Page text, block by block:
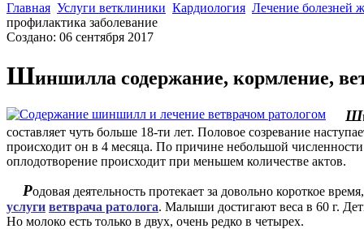
Главная Услуги ветклиники Кардиология Лечение болезней
профилактика заболевание
Создано: 06 сентября 2017
Шиншилла содержание, кормление,
Ш
составляет чуть больше 18-ти лет. Половое созревание
происходит он в 4 месяца. По причине небольшой
оплодотворение происходит при меньшем количестве актов.
Родовая деятельность протекает за довольно короткое
услуги ветврача ратолога. Малыши достигают веса в 60 г.
Но молоко есть только в двух, очень редко в четырех.